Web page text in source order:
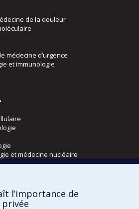
de la douleur
médecine d’urgence
et immunologie
et médecine nucléaire
de l’activité physique
l’importance de